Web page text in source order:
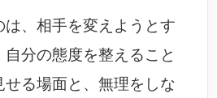
は、相手を変えようとす
分の態度を整えること
せる場面と、無理をしな